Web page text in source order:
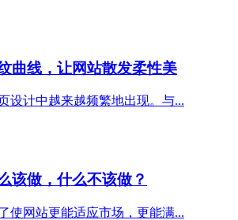
曲线，让网站散发柔性美
设计中越来越频繁地出现。与...
该做，什么不该做？
使网站更能适应市场，更能满...